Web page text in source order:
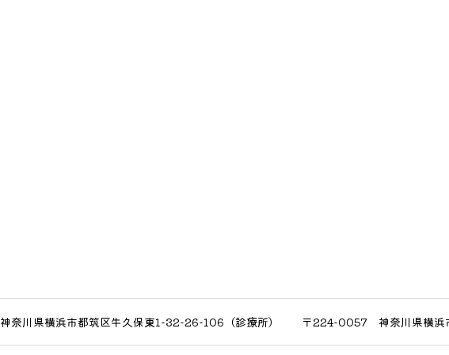
神奈川県横浜市都筑区牛久保東1-32-26-106（診療所） 〒224-0057 神奈川県横